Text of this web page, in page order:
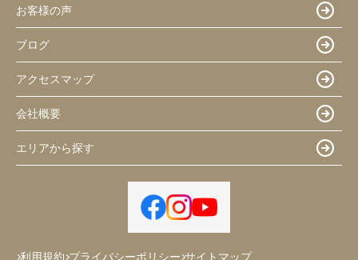
お客様の声
ブログ
アクセスマップ
会社概要
エリアから探す
利用規約 プライバシーポリシー サイトマップ